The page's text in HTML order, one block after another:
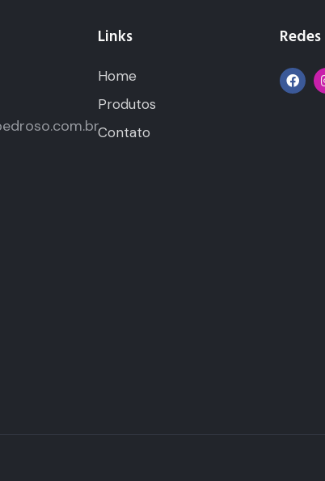
Links
Home
Produtos
Contato